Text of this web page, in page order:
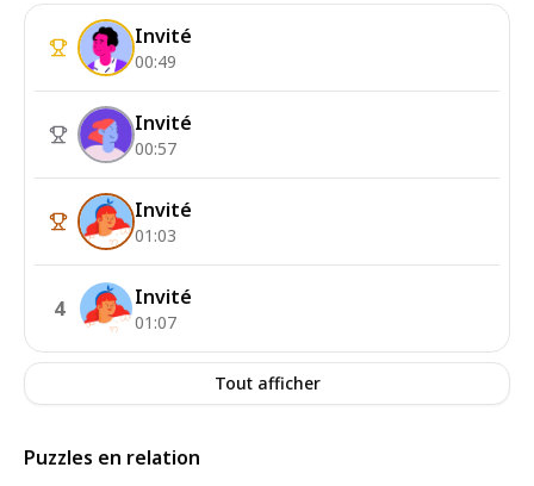
Invité
00:49
Invité
00:57
Invité
01:03
4 Invité
01:07
Tout afficher
Puzzles en relation